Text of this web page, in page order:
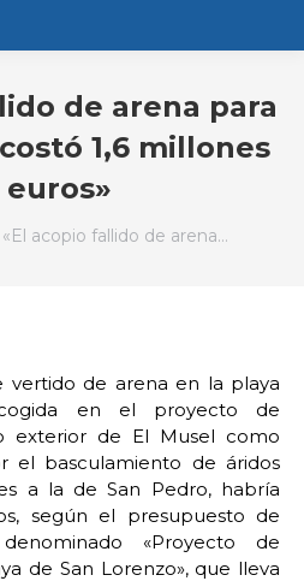
de arena para
1,6 millones
euros»
«El acopio fallido de arena…
vertido de arena en la playa
en el proyecto de
exterior de El Musel como
el basculamiento de áridos
a la de San Pedro, habría
según el presupuesto de
«Proyecto de
de San Lorenzo», que lleva